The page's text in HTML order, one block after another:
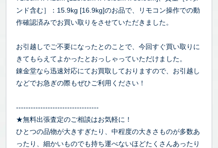
ンド含む］：15.9kg [16.9kg]のお品で、リモコン操作での動
作確認済みでお買い取りをさせていただきました。
お引越しでご不要になったとのことで、今回すぐ買い取りに
きてもらえてよかったとおっしゃっていただけました。
錬金堂なら迅速対応にてお買取しておりますので、お引越し
などでお急ぎの際もぜひご利用ください！
----------------------------------
★無料出張査定のご相談はお気軽に！
ひとつの品物が大きすぎたり、中程度の大きさものが多数あ
ったり、細かいものでも持ち運べないほどたくさんあったり